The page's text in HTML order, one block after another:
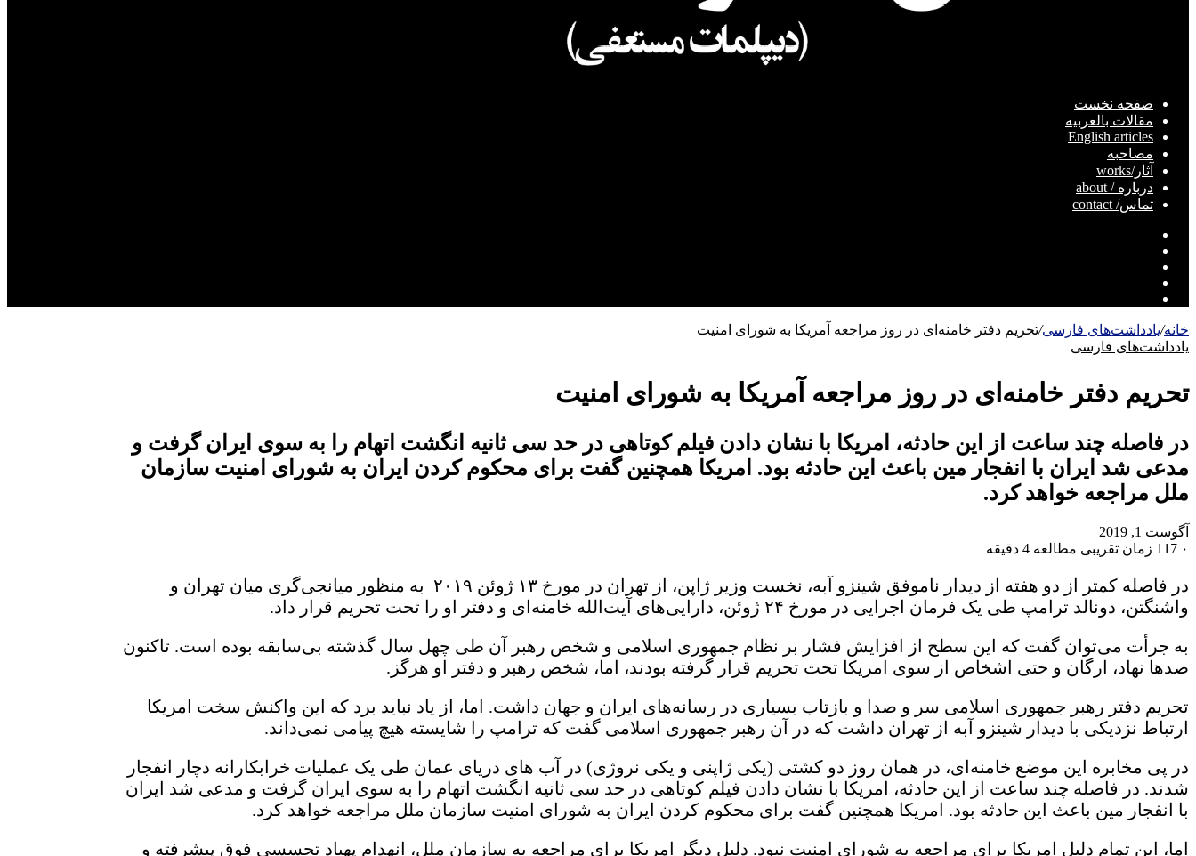
صفحه نخست
مقالات بالعربیه
English articles
مصاحبه
آثار/works
درباره / about
تماس/ contact
خانه/یادداشت‌های فارسی/تحریم دفتر خامنه‌ای در روز مراجعه آمریکا به شورای امنیت
یادداشت‌های فارسی
تحریم دفتر خامنه‌ای در روز مراجعه آمریکا به شورای امنیت
در فاصله چند ساعت از این حادثه، امریکا با نشان دادن فیلم کوتاهی در حد سی ثانیه انگشت اتهام را به سوی ایران گرفت و
مدعی شد ایران با انفجار مین باعث این حادثه بود. امریکا همچنین گفت برای محکوم کردن ایران به شورای امنیت سازمان
ملل مراجعه خواهد کرد.
آگوست 1, 2019
۰
زمان تقریبی مطالعه 4 دقیقه
در فاصله کمتر از دو هفته از دیدار ناموفق شینزو آبه، نخست وزیر ژاپن، از تهران در مورخ ۱۳ ژوئن ۲۰۱۹ به منظور میانجی‌گری میان تهران و
واشنگتن، دونالد ترامپ طی یک فرمان اجرایی در مورخ ۲۴ ژوئن، دارایی‌های آیت‌الله خامنه‌ای و دفتر او را تحت تحریم قرار داد.
به جرأت می‌توان گفت که این سطح از افزایش فشار بر نظام جمهوری اسلامی و شخص رهبر آن طی چهل سال گذشته بی‌سابقه بوده است. تاکنون
صدها نهاد، ارگان و حتی اشخاص از سوی امریکا تحت تحریم قرار گرفته بودند، اما، شخص رهبر و دفتر او هرگز.
تحریم دفتر رهبر جمهوری اسلامی سر و صدا و بازتاب بسیاری در رسانه‌های ایران و جهان داشت. اما، از یاد نباید برد که این واکنش سخت امریکا
ارتباط نزدیکی با دیدار شینزو آبه از تهران داشت که در آن رهبر جمهوری اسلامی گفت که ترامپ را شایسته هیچ پیامی نمی‌داند.
در پی مخابره این موضع خامنه‌ای، در همان روز دو کشتی (یکی ژاپنی و یکی نروژی) در آب های دریای عمان طی یک عملیات خرابکارانه دچار انفجار
شدند. در فاصله چند ساعت از این حادثه، امریکا با نشان دادن فیلم کوتاهی در حد سی ثانیه انگشت اتهام را به سوی ایران گرفت و مدعی شد ایران
با انفجار مین باعث این حادثه بود. امریکا همچنین گفت برای محکوم کردن ایران به شورای امنیت سازمان ملل مراجعه خواهد کرد.
اما، این تمام دلیل امریکا برای مراجعه به شورای امنیت نبود. دلیل دیگر امریکا برای مراجعه به سازمان ملل، انهدام پهباد تجسسی فوق پیشرفته و